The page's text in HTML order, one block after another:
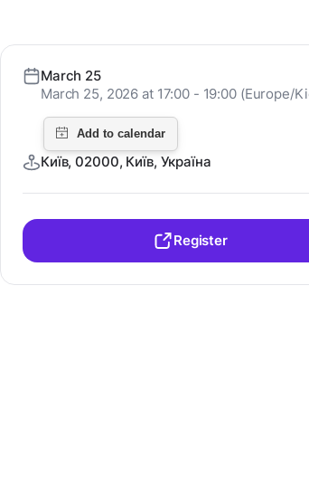
March 25
March 25, 2026 at 17:00 - 19:00 (Europe/
Київ, 02000, Київ, Україна
Register